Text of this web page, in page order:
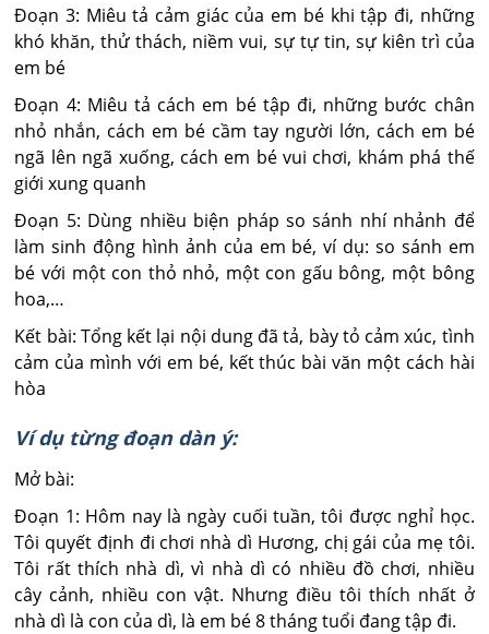
Đoạn 3: Miêu tả cảm giác của em bé khi tập đi, những
khó khăn, thử thách, niềm vui, sự tự tin, sự kiên trì của
em bé
Đoạn 4: Miêu tả cách em bé tập đi, những bước chân
nhỏ nhắn, cách em bé cầm tay người lớn, cách em bé
ngã lên ngã xuống, cách em bé vui chơi, khám phá thế
giới xung quanh
Đoạn 5: Dùng nhiều biện pháp so sánh nhí nhảnh để
làm sinh động hình ảnh của em bé, ví dụ: so sánh em
bé với một con thỏ nhỏ, một con gấu bông, một bông
hoa,…
Kết bài: Tổng kết lại nội dung đã tả, bày tỏ cảm xúc, tình
cảm của mình với em bé, kết thúc bài văn một cách hài
hòa
Ví dụ từng đoạn dàn ý:
Mở bài:
Đoạn 1: Hôm nay là ngày cuối tuần, tôi được nghỉ học.
Tôi quyết định đi chơi nhà dì Hương, chị gái của mẹ tôi.
Tôi rất thích nhà dì, vì nhà dì có nhiều đồ chơi, nhiều
cây cảnh, nhiều con vật. Nhưng điều tôi thích nhất ở
nhà dì là con của dì, là em bé 8 tháng tuổi đang tập đi.